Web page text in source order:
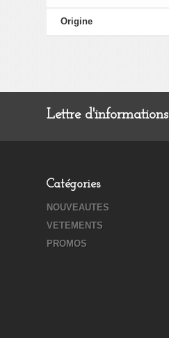
Origine
Lettre d'informations
Catégories
NOUVEAUTES
VETEMENTS
PROMOS